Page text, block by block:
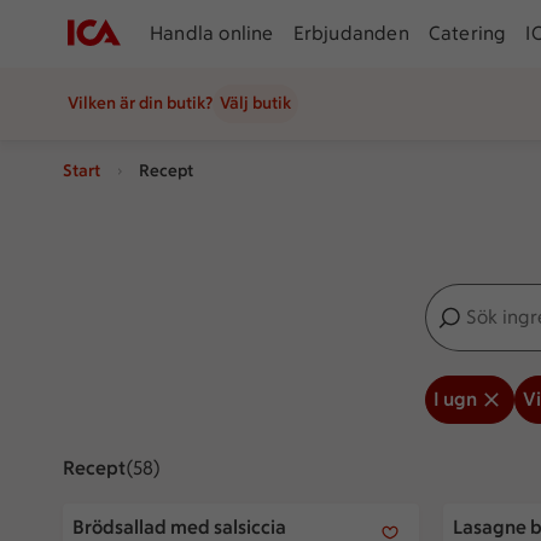
Handla online Erbjudanden Catering
Vilken är din butik? Välj butik
Start Recept
Sök
Inga förslag
I ugn
ReceptVisar 58 stycken
(58)
Brödsallad med salsiccia
Brödsallad med salsiccia
Lasagne
Lasagne